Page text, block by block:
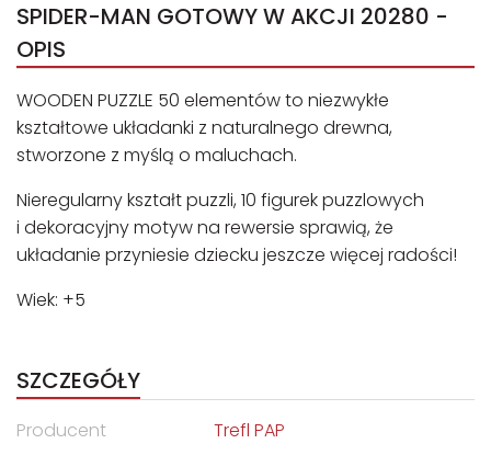
SPIDER-MAN GOTOWY W AKCJI 20280 -
OPIS
WOODEN PUZZLE 50 elementów to niezwykłe
kształtowe układanki z naturalnego drewna,
stworzone z myślą o maluchach.
Nieregularny kształt puzzli, 10 figurek puzzlowych
i dekoracyjny motyw na rewersie sprawią, że
układanie przyniesie dziecku jeszcze więcej radości!
Wiek: +5
SZCZEGÓŁY
Producent
Trefl PAP